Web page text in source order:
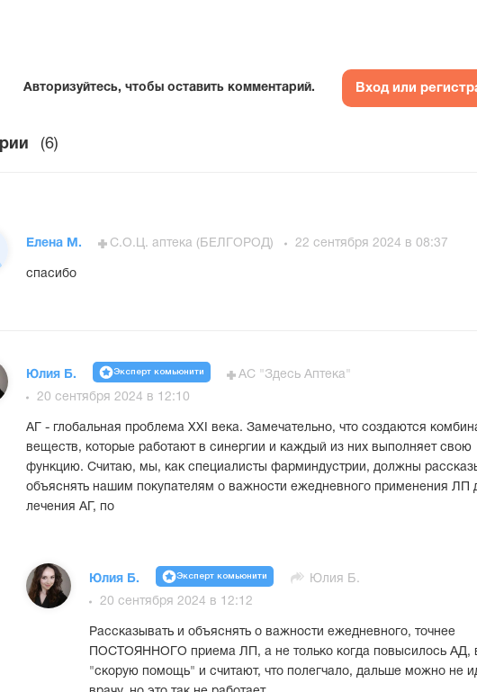
Авторизуйтесь, чтобы оставить комментарий. Вход или
(6)
Елена М. С.О.Ц. аптека (БЕЛГОРОД) 22 сентября 2024 в 08:37
спасибо
Юлия Б. Эксперт комьюнити
АС "Здесь Аптека"
20 сентября 2024 в 12:10
АГ - глобальная проблема XXI века. Замечательно, что создаются
веществ, которые работают в синергии и каждый из них выполняет свою
функцию. Считаю, мы, как специалисты фарминдустрии, должны
объяснять нашим покупателям о важности ежедневного применения ЛП
лечения АГ, по
Юлия Б. Эксперт комьюнити
Юлия Б.
20 сентября 2024 в 12:12
Рассказывать и объяснять о важности ежедневного, точнее
ПОСТОЯННОГО приема ЛП, а не только когда повысилось АД,
"скорую помощь" и считают, что полегчало, дальше можно не